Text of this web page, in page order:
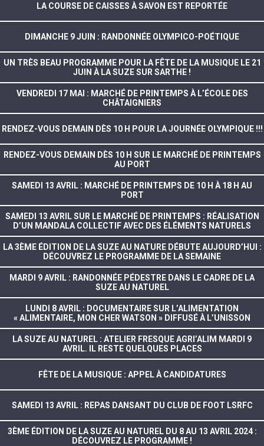
LA COURSE DE CAISSES À SAVON EST REPORTÉE
DIMANCHE 9 JUIN : RANDONNÉE OLYMPICO-POÉTIQUE
UN TRÈS BEAU PROGRAMME POUR LA FÊTE DE LA MUSIQUE LE 21
JUIN À LA SUZE SUR SARTHE !
VENDREDI 17 MAI : MARCHÉ DE PRINTEMPS À L’ÉCOLE DES
CHÂTAIGNIERS
RENDEZ-VOUS DEMAIN DÈS 10 H POUR LA JOURNÉE OLYMPIQUE !!!
RENDEZ-VOUS DEMAIN DÈS 10 H SUR LE MARCHÉ DE PRINTEMPS
AU PORT
SAMEDI 13 AVRIL : MARCHÉ DE PRINTEMPS DE 10 H À 18 H AU
PORT
SAMEDI 13 AVRIL SUR LE MARCHÉ DE PRINTEMPS : RÉALISATION
D’UN MANDALA COLLECTIF AVEC DES ÉLÉMENTS NATURELS
LA 3ÈME ÉDITION DE LA SUZE AU NATURE DÉBUTE AUJOURD’HUI :
DÉCOUVREZ LE PROGRAMME DE LA SEMAINE
MARDI 9 AVRIL : RANDONNÉE PÉDESTRE DANS LE CADRE DE LA
SUZE AU NATUREL
LUNDI 8 AVRIL : DOCUMENTAIRE SUR L’ALIMENTATION
« ALIMENTAIRE, MON CHER WATSON » DIFFUSÉ À L’UNISSON
LA SUZE AU NATUREL : ATELIER FRESQUE AGRI’ALIM MARDI 9
AVRIL. IL RESTE QUELQUES PLACES
FÊTE DE LA MUSIQUE : APPEL À CANDIDATURES
SAMEDI 13 AVRIL : REPAS DANSANT DU CLUB DE FOOT LSRFC
3ÈME ÉDITION DE LA SUZE AU NATUREL DU 8 AU 13 AVRIL 2024 :
DÉCOUVREZ LE PROGRAMME !